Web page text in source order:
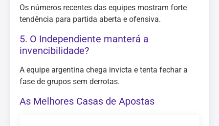
Os números recentes das equipes mostram forte
tendência para partida aberta e ofensiva.
5. O Independiente manterá a
invencibilidade?
A equipe argentina chega invicta e tenta fechar a
fase de grupos sem derrotas.
As Melhores Casas de Apostas